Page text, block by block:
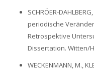
SCHRÖER-
periodische
Retrospektive
Dissertation. Witten/
WECKENMANN, M.,